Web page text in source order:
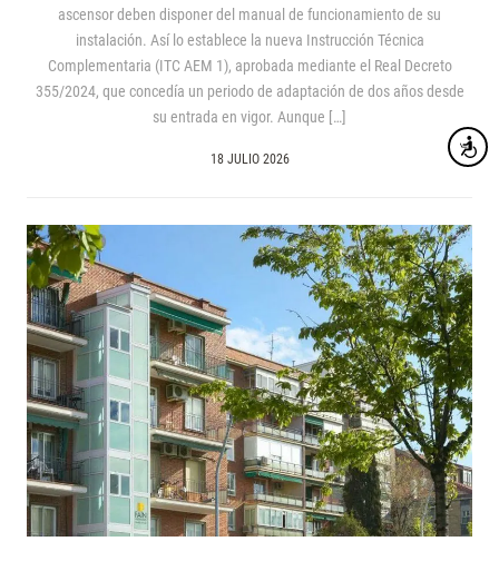
ascensor deben disponer del manual de funcionamiento de su
instalación. Así lo establece la nueva Instrucción Técnica
Complementaria (ITC AEM 1), aprobada mediante el Real Decreto
355/2024, que concedía un periodo de adaptación de dos años desde
su entrada en vigor. Aunque […]
18 JULIO 2026